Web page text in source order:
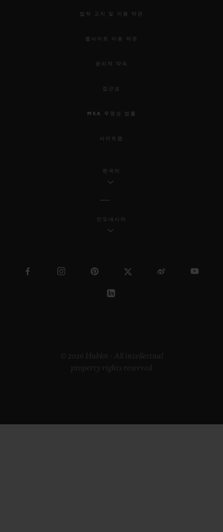
법적 고지 및 이용 약관
웹사이트 이용 약관
윤리적 약속
접근성
MSA 투명성 법률
사이트맵
한국어
인도네시아
© 2026 Hublot - All intellectual
property rights reserved